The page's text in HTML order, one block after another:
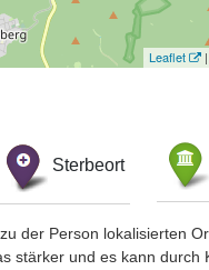
Leaflet |
Sterbeort
der Person lokalisierten
stärker und es kann